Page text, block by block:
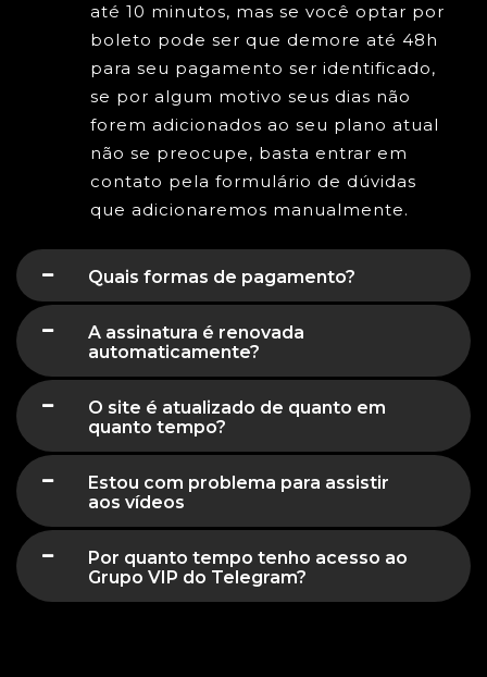
até 10 minutos, mas se você optar por
boleto pode ser que demore até 48h
para seu pagamento ser identificado,
se por algum motivo seus dias não
forem adicionados ao seu plano atual
não se preocupe, basta entrar em
contato pela formulário de dúvidas
que adicionaremos manualmente.
Quais formas de pagamento?
A assinatura é renovada
automaticamente?
O site é atualizado de quanto em
quanto tempo?
Estou com problema para assistir
aos vídeos
Por quanto tempo tenho acesso ao
Grupo VIP do Telegram?